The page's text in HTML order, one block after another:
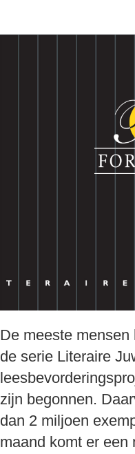
De meeste
de serie Literaire
zijn begonnen.
dan 2 miljoen
maand komt er een